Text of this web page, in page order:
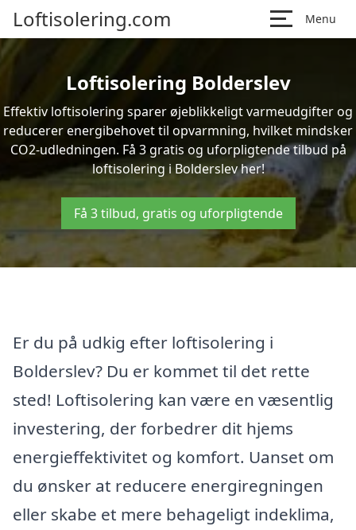
Loftisolering.com Menu
Loftisolering Bolderslev
Effektiv loftisolering sparer øjeblikkeligt varmeudgifter og
reducerer energibehovet til opvarmning, hvilket mindsker
CO2-udledningen. Få 3 gratis og uforpligtende tilbud på
loftisolering i Bolderslev her!
Få 3 tilbud, gratis og uforpligtende
Er du på udkig efter loftisolering i
Bolderslev? Du er kommet til det rette
sted! Loftisolering kan være en væsentlig
investering, der forbedrer dit hjems
energieffektivitet og komfort. Uanset om
du ønsker at reducere energiregningen
eller skabe et mere behageligt indeklima,